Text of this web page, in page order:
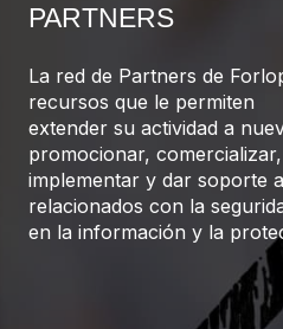
PARTNERS
La red de Partners de
recursos que le permiten
extender su actividad a
promocionar, comercializar,
implementar y dar soporte
relacionados con la
en la información y la